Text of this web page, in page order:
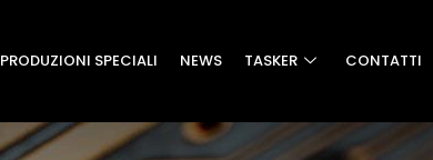
PRODUZIONI SPECIALI NEWS TASKER CONTATTI